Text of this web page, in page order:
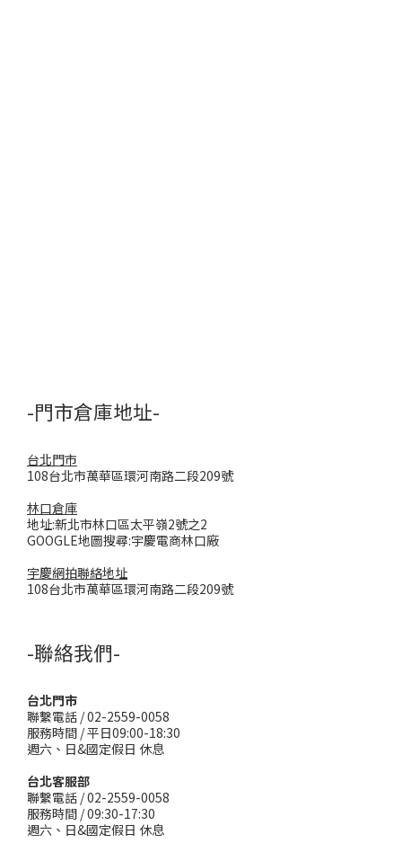
-門市倉庫地址-
台北門市
108台北市萬華區環河南路二段209號
林口倉庫
地址:新北市林口區太平嶺2號之2
GOOGLE地圖搜尋:宇慶電商林口廠
宇慶網拍聯絡地址
108台北市萬華區環河南路二段209號
-聯絡我們-
台北門市
聯繫電話 / 02-2559-0058
服務時間 / 平日09:00-18:30
週六、日&國定假日 休息
台北客服部
聯繫電話 / 02-2559-0058
服務時間 / 09:30-17:30
週六、日&國定假日 休息